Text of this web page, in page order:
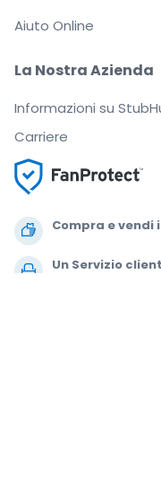
Compra e
Un Servizio
La Nostra Azienda
Informazioni su
Carriere
Aiuto Online